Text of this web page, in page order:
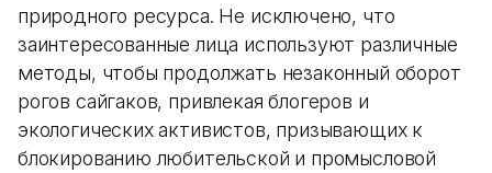
природного ресурса. Не исключено, что
заинтересованные лица используют различные
методы, чтобы продолжать незаконный оборот
рогов сайгаков, привлекая блогеров и
экологических активистов, призывающих к
блокированию любительской и промысловой